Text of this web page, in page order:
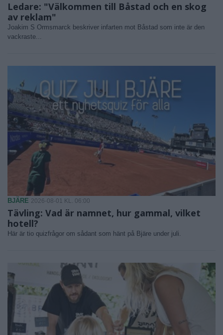
Ledare: "Välkommen till Båstad och en skog
av reklam"
Joakim S Ormsmarck beskriver infarten mot Båstad som inte är den
vackraste...
BJÄRE 2026-08-01 KL. 06:00
Tävling: Vad är namnet, hur gammal, vilket
hotell?
Här är tio quizfrågor om sådant som hänt på Bjäre under juli.